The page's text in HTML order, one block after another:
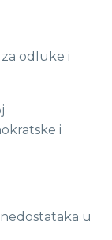
odluke i
i
u